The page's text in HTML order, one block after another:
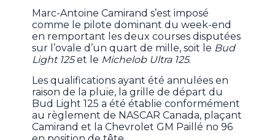
Marc-Antoine Camirand s’est imposé
comme le pilote dominant du week-end
en remportant les deux courses disputées
sur l’ovale d’un quart de mille, soit le Bud
Light 125et le Michelob Ultra 125.
Les qualifications ayant été annulées en
raison de la pluie, la grille de départ du
Bud Light 125 a été établie conformément
au règlement de NASCAR Canada, plaçant
Camirand et la Chevrolet GM Paillé no 96